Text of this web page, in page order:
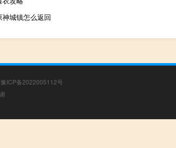
神城镇怎么返回
豫ICP备2022005112号